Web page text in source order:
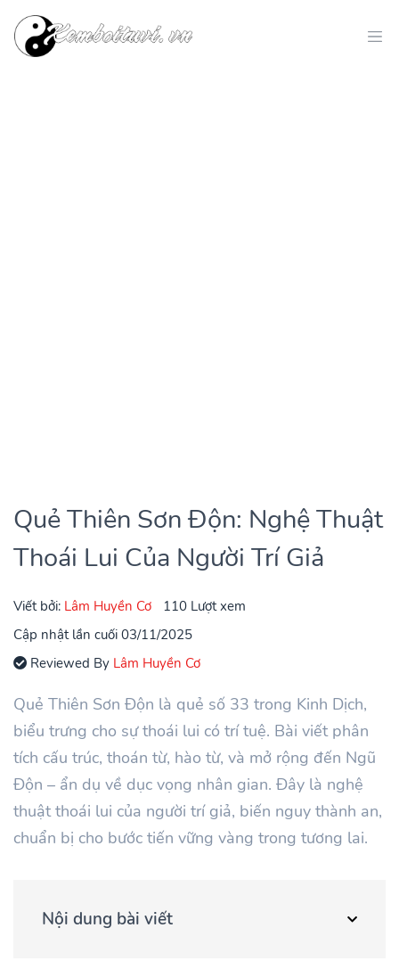
Quẻ Thiên Sơn Độn: Nghệ Thuật
Thoái Lui Của Người Trí Giả
Viết bởi: Lâm Huyền Cơ
110 Lượt xem
Cập nhật lần cuối 03/11/2025
Reviewed By Lâm Huyền Cơ
Quẻ Thiên Sơn Độn là quẻ số 33 trong Kinh Dịch,
biểu trưng cho sự thoái lui có trí tuệ. Bài viết phân
tích cấu trúc, thoán từ, hào từ, và mở rộng đến Ngũ
Độn – ẩn dụ về dục vọng nhân gian. Đây là nghệ
thuật thoái lui của người trí giả, biến nguy thành an,
chuẩn bị cho bước tiến vững vàng trong tương lai.
Nội dung bài viết